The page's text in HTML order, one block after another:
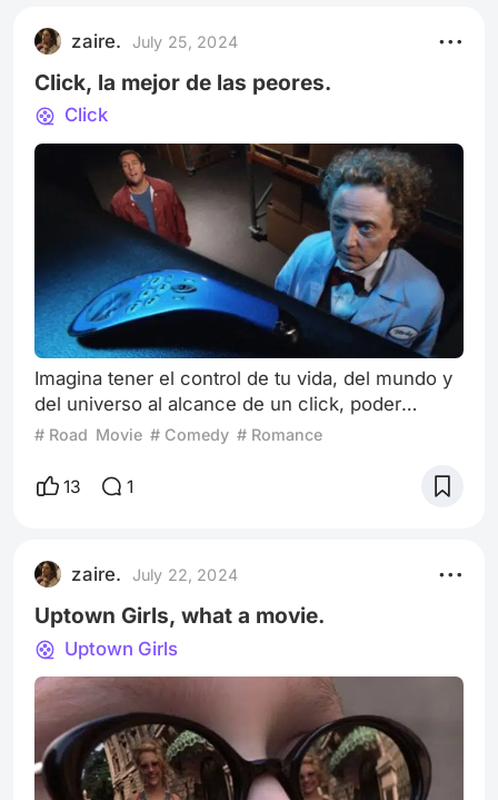
zaire. July 25, 2024
Click, la mejor de las peores.
Click
Imagina tener el control de tu vida, del mundo y
del universo al alcance de un click, poder
regresar a tu pasado sin afectarlo en el proceso,
jefe maltratador sin que se de cuenta de ello y
perdiendo el control. Esta comedia romántica
querida por muchos y a su vez odiada
# Road Movie # Comedy # Romance
13 1
zaire. July 22, 2024
Uptown Girls, what a movie.
Uptown Girls